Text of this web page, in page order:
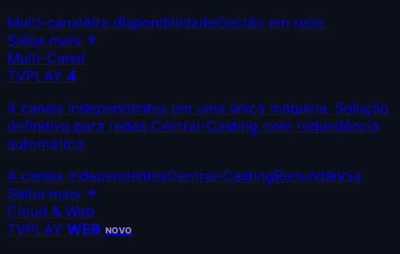
Multi-canalAlta disponibilidadeGestão em rede
Saiba mais
Multi-Canal
TVPLAY 4
4 canais independentes em uma única máquina. Solução
definitiva para redes Central-Casting com redundância
automática.
4 canais independentesCentral-CastingRedundância
Saiba mais
Cloud & Web
TVPLAY WEB NOVO